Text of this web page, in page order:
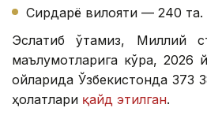
Сирдарё вилояти — 240 та.
Эслатиб ўтамиз, Миллий
маълумотларига кўра, 2026
ойларида Ўзбекистонда 373
ҳолатлари қайд этилган.